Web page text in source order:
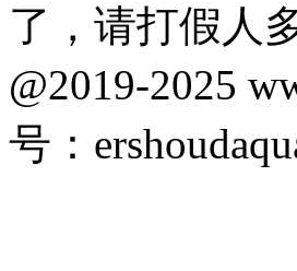
了，请打假人
@2019-2025
号：